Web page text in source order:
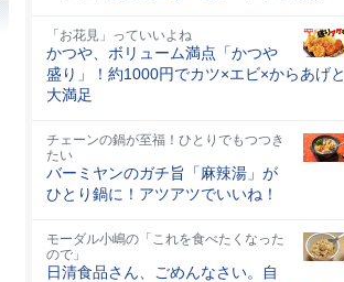
「お花見」っていいよね
かつや、ボリューム満点「かつや
盛り」！約1000円でカツ×エビ×からあげと
大満足
チェーンの鍋が至福！ひとりでもつつき
たい
バーミヤンのガチ旨「麻辣湯」が
ひとり鍋に！アツアツでいいね！
モーダル小嶋の「これを食べたくなった
ので」
日清食品さん、ごめんなさい。自